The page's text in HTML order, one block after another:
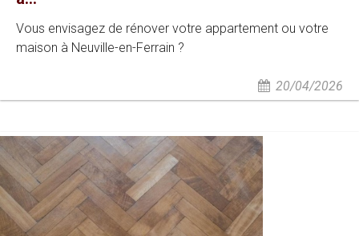
Vous envisagez de rénover votre appartement ou votre
maison à Neuville-en-Ferrain ?
20/04/2026